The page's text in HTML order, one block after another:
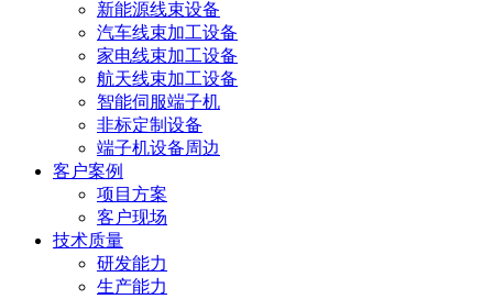
新能源线束设备
汽车线束加工设备
家电线束加工设备
航天线束加工设备
智能伺服端子机
非标定制设备
端子机设备周边
客户案例
项目方案
客户现场
技术质量
研发能力
生产能力